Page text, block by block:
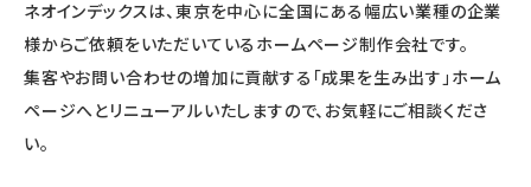
ネオインデックスは、東京を中心に全国にある幅広い業種の企業
様からご依頼をいただいているホームページ制作会社です。
集客やお問い合わせの増加に貢献する「成果を生み出す」ホーム
ページへとリニューアルいたしますので、お気軽にご相談くださ
い。